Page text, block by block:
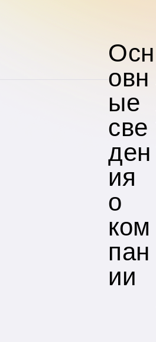
Осн
овн
ые
све
ден
ия
о
ком
пан
ии